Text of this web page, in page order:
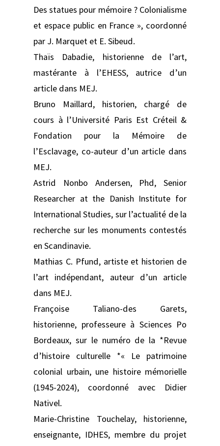
Des statues pour mémoire ? Colonialisme
et espace public en France », coordonné
par J. Marquet et E. Sibeud.
Thaïs Dabadie, historienne de l’art,
mastérante à l’EHESS, autrice d’un
article dans MEJ.
Bruno Maillard, historien, chargé de
cours à l’Université Paris Est Créteil &
Fondation pour la Mémoire de
l’Esclavage, co-auteur d’un article dans
MEJ.
Astrid Nonbo Andersen, Phd, Senior
Researcher at the Danish Institute for
International Studies, sur l’actualité de la
recherche sur les monuments contestés
en Scandinavie.
Mathias C. Pfund, artiste et historien de
l’art indépendant, auteur d’un article
dans MEJ.
Françoise Taliano-des Garets,
historienne, professeure à Sciences Po
Bordeaux, sur le numéro de la *Revue
d’histoire culturelle *« Le patrimoine
colonial urbain, une histoire mémorielle
(1945-2024), coordonné avec Didier
Nativel.
Marie-Christine Touchelay, historienne,
enseignante, IDHES, membre du projet